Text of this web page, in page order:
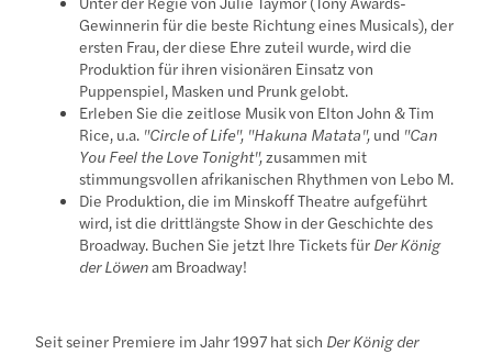
Gewinnerin für die beste Richtung eines Musicals), der
ersten Frau, der diese Ehre zuteil wurde, wird die
Produktion für ihren visionären Einsatz von
Puppenspiel, Masken und Prunk gelobt.
Erleben Sie die zeitlose Musik von Elton John & Tim
Rice, u.a. "Circle of Life", "Hakuna Matata", und "Can
You Feel the Love Tonight",zusammen mit
stimmungsvollen afrikanischen Rhythmen von Lebo M.
Die Produktion, die im Minskoff Theatre aufgeführt
wird, ist die drittlängste Show in der Geschichte des
Broadway. Buchen Sie jetzt Ihre Tickets für Der König
der Löwenam Broadway!
Seit seiner Premiere im Jahr 1997 hat sich Der König der